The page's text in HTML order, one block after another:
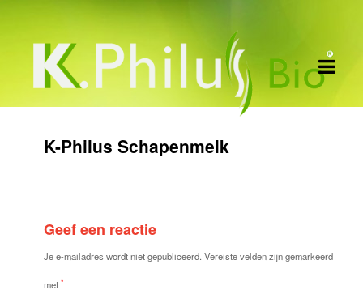
K-Philus Schapenmelk
Geef een reactie
Je e-mailadres wordt niet gepubliceerd. Vereiste velden zijn gemarkeerd
met *